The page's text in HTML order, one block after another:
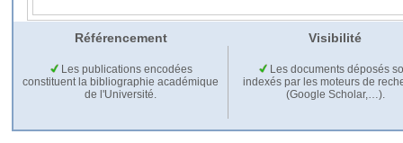
Référencement Visibilité
Les publications encodées
constituent la bibliographie académique
de l'Université.
Les documents déposés
indexés par les moteurs de
(Google Scholar,…).